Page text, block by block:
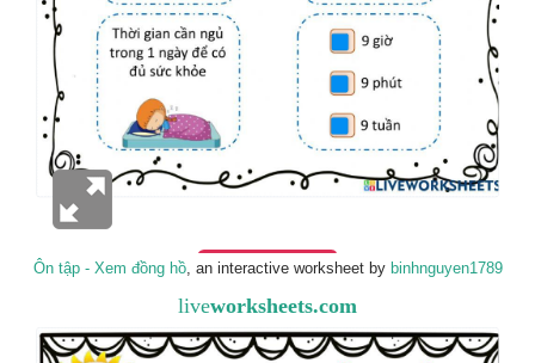
Ôn tập - Xem đồng hồ, an interactive worksheet by binhnguyen1789
liveworksheets.com